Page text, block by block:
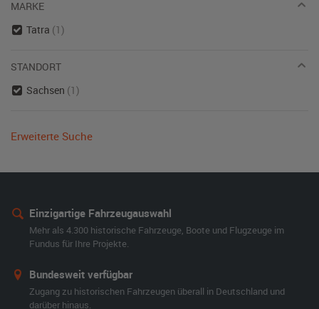
MARKE
Tatra (1)
STANDORT
Sachsen (1)
Erweiterte Suche
Einzigartige Fahrzeugauswahl
Mehr als 4.300 historische Fahrzeuge, Boote und Flugzeuge im
Fundus für Ihre Projekte.
Bundesweit verfügbar
Zugang zu historischen Fahrzeugen überall in Deutschland und
darüber hinaus.